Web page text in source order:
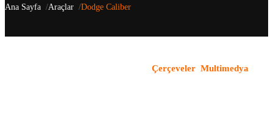
Ana Sayfa Araçlar Dodge Caliber
Çerçeveler Multimedya